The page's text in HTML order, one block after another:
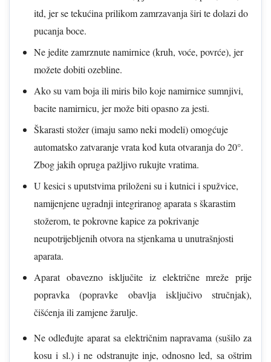
itd, jer se tekućina prilikom zamrzavanja širi te dolazi do
pucanja boce.
Ne jedite zamrznute namirnice (kruh, voće, povrće), jer
možete dobiti ozebline.
Ako su vam boja ili miris bilo koje namirnice sumnjivi,
bacite namirnicu, jer može biti opasno za jesti.
Škarasti stožer (imaju samo neki modeli) omogćuje
automatsko zatvaranje vrata kod kuta otvaranja do 20°.
Zbog jakih opruga pažljivo rukujte vratima.
U kesici s uputstvima priloženi su i kutnici i spužvice,
namijenjene ugradnji integriranog aparata s škarastim
stožerom, te pokrovne kapice za pokrivanje
neupotrijebljenih otvora na stjenkama u unutrašnjosti
aparata.
Aparat obavezno isključite iz električne mreže prije
popravka (popravke obavlja isključivo stručnjak),
čišćenja ili zamjene žarulje.
Ne odleđujte aparat sa električnim napravama (sušilo za
kosu i sl.) i ne odstranujte inje, odnosno led, sa oštrim